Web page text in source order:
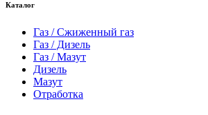
Каталог
Газ / Сжиженный газ
Газ / Дизель
Газ / Мазут
Дизель
Мазут
Отработка